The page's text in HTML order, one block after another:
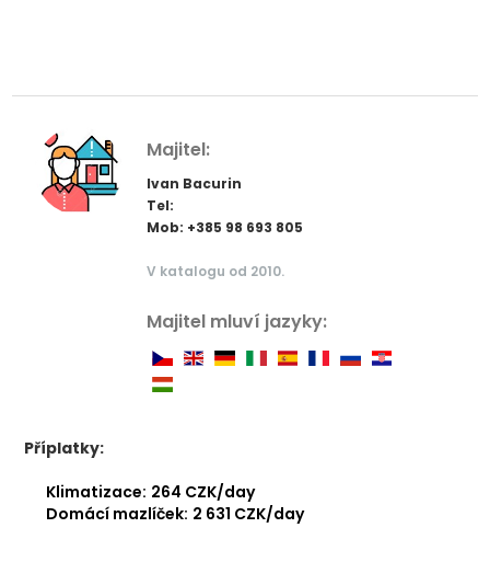
Majitel:
Ivan Bacurin
Tel:
Mob: +385 98 693 805
V katalogu od 2010.
Majitel mluví jazyky:
Příplatky:
Klimatizace: 264 CZK/day
Domácí mazlíček: 2 631 CZK/day